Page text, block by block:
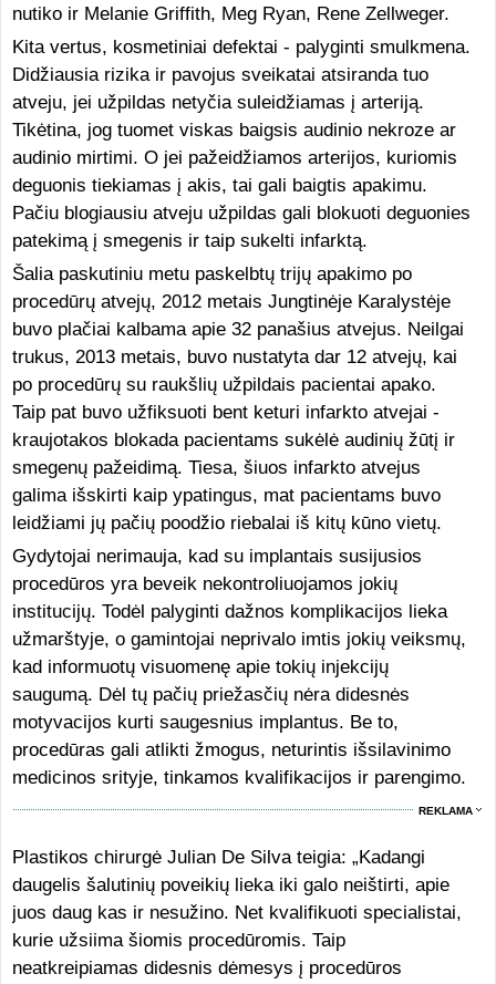
nutiko ir Melanie Griffith, Meg Ryan, Rene Zellweger.
Kita vertus, kosmetiniai defektai - palyginti smulkmena.
Didžiausia rizika ir pavojus sveikatai atsiranda tuo
atveju, jei užpildas netyčia suleidžiamas į arteriją.
Tikėtina, jog tuomet viskas baigsis audinio nekroze ar
audinio mirtimi. O jei pažeidžiamos arterijos, kuriomis
deguonis tiekiamas į akis, tai gali baigtis apakimu.
Pačiu blogiausiu atveju užpildas gali blokuoti deguonies
patekimą į smegenis ir taip sukelti infarktą.
Šalia paskutiniu metu paskelbtų trijų apakimo po
procedūrų atvejų, 2012 metais Jungtinėje Karalystėje
buvo plačiai kalbama apie 32 panašius atvejus. Neilgai
trukus, 2013 metais, buvo nustatyta dar 12 atvejų, kai
po procedūrų su raukšlių užpildais pacientai apako.
Taip pat buvo užfiksuoti bent keturi infarkto atvejai -
kraujotakos blokada pacientams sukėlė audinių žūtį ir
smegenų pažeidimą. Tiesa, šiuos infarkto atvejus
galima išskirti kaip ypatingus, mat pacientams buvo
leidžiami jų pačių poodžio riebalai iš kitų kūno vietų.
Gydytojai nerimauja, kad su implantais susijusios
procedūros yra beveik nekontroliuojamos jokių
institucijų. Todėl palyginti dažnos komplikacijos lieka
užmarštyje, o gamintojai neprivalo imtis jokių veiksmų,
kad informuotų visuomenę apie tokių injekcijų
saugumą. Dėl tų pačių priežasčių nėra didesnės
motyvacijos kurti saugesnius implantus. Be to,
procedūras gali atlikti žmogus, neturintis išsilavinimo
medicinos srityje, tinkamos kvalifikacijos ir parengimo.
REKLAMA
Plastikos chirurgė Julian De Silva teigia: „Kadangi
daugelis šalutinių poveikių lieka iki galo neištirti, apie
juos daug kas ir nesužino. Net kvalifikuoti specialistai,
kurie užsiima šiomis procedūromis. Taip
neatkreipiamas didesnis dėmesys į procedūros